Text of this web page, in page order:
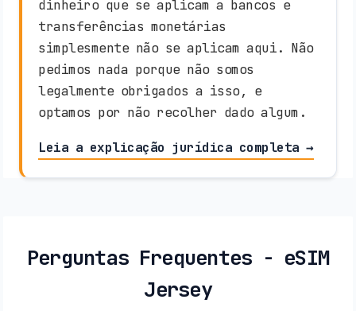
dinheiro que se aplicam a bancos e
transferências monetárias
simplesmente não se aplicam aqui. Não
pedimos nada porque não somos
legalmente obrigados a isso, e
optamos por não recolher dado algum.
Leia a explicação jurídica completa →
Perguntas Frequentes - eSIM
Jersey